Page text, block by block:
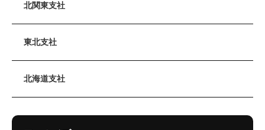
北関東支社
東北支社
北海道支社